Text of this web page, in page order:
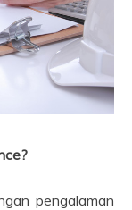
pengalaman